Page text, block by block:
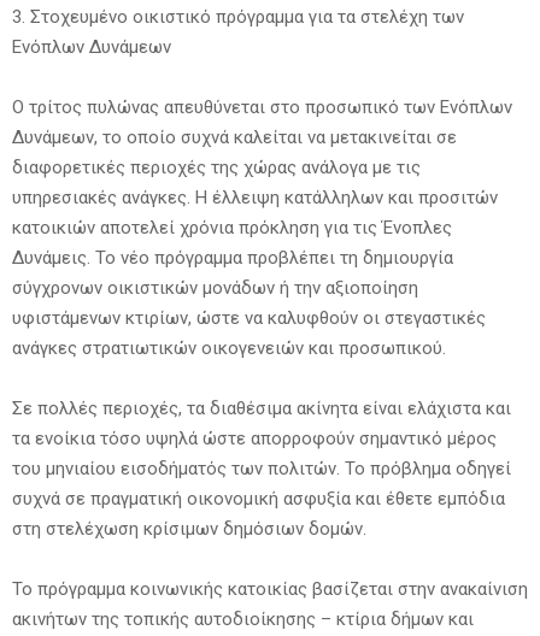
3. Στοχευμένο οικιστικό πρόγραμμα για τα στελέχη των
Ενόπλων Δυνάμεων
Ο τρίτος πυλώνας απευθύνεται στο προσωπικό των Ενόπλων
Δυνάμεων, το οποίο συχνά καλείται να μετακινείται σε
διαφορετικές περιοχές της χώρας ανάλογα με τις
υπηρεσιακές ανάγκες. Η έλλειψη κατάλληλων και προσιτών
κατοικιών αποτελεί χρόνια πρόκληση για τις Ένοπλες
Δυνάμεις. Το νέο πρόγραμμα προβλέπει τη δημιουργία
σύγχρονων οικιστικών μονάδων ή την αξιοποίηση
υφιστάμενων κτιρίων, ώστε να καλυφθούν οι στεγαστικές
ανάγκες στρατιωτικών οικογενειών και προσωπικού.
Σε πολλές περιοχές, τα διαθέσιμα ακίνητα είναι ελάχιστα και
τα ενοίκια τόσο υψηλά ώστε απορροφούν σημαντικό μέρος
του μηνιαίου εισοδήματός των πολιτών. Το πρόβλημα οδηγεί
συχνά σε πραγματική οικονομική ασφυξία και έθετε εμπόδια
στη στελέχωση κρίσιμων δημόσιων δομών.
Το πρόγραμμα κοινωνικής κατοικίας βασίζεται στην ανακαίνιση
ακινήτων της τοπικής αυτοδιοίκησης – κτίρια δήμων και